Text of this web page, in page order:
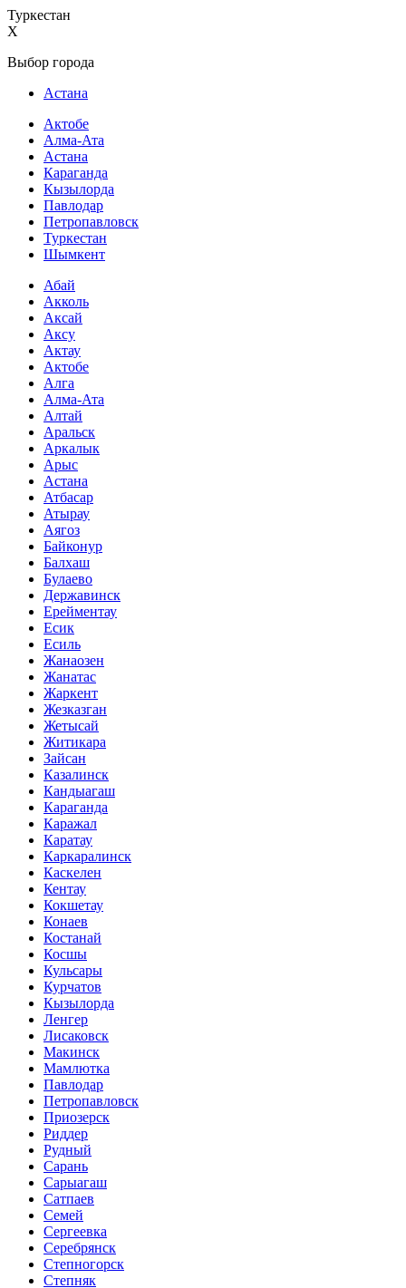
Туркестан
X
Выбор города
Астана
Актобе
Алма-Ата
Астана
Караганда
Кызылорда
Павлодар
Петропавловск
Туркестан
Шымкент
Абай
Акколь
Аксай
Аксу
Актау
Актобе
Алга
Алма-Ата
Алтай
Аральск
Аркалык
Арыс
Астана
Атбасар
Атырау
Аягоз
Байконур
Балхаш
Булаево
Державинск
Ерейментау
Есик
Есиль
Жанаозен
Жанатас
Жаркент
Жезказган
Жетысай
Житикара
Зайсан
Казалинск
Кандыагаш
Караганда
Каражал
Каратау
Каркаралинск
Каскелен
Кентау
Кокшетау
Конаев
Костанай
Косшы
Кульсары
Курчатов
Кызылорда
Ленгер
Лисаковск
Макинск
Мамлютка
Павлодар
Петропавловск
Приозерск
Риддер
Рудный
Сарань
Сарыагаш
Сатпаев
Семей
Сергеевка
Серебрянск
Степногорск
Степняк